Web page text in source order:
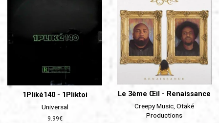
1Pliké140 - 1Pliktoi
Universal
Prix
9.99€
Le 3ème Œil - Renaissance
Creepy Music, Otaké
Productions